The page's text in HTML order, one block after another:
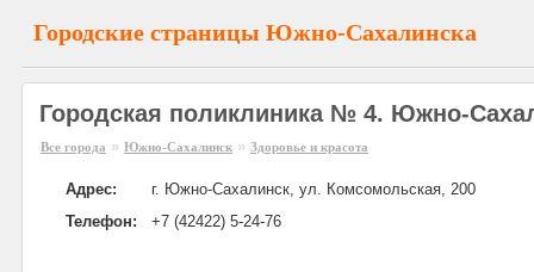
Городские страницы Южно-Сахалинска
Городская поликлиника № 4. Южно-
Все города » Южно-Сахалинск » Здоровье и красота
Адрес:
г. Южно-Сахалинск, ул. Комсомольская, 200
Телефон:
+7 (42422) 5-24-76